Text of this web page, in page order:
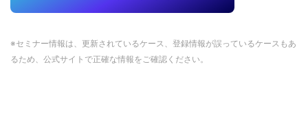
※セミナー情報は、更新されているケース、登録情報が誤っているケースもあ
るため、公式サイトで正確な情報をご確認ください。